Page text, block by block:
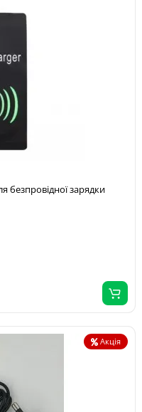
безпровідної зарядки
Акція